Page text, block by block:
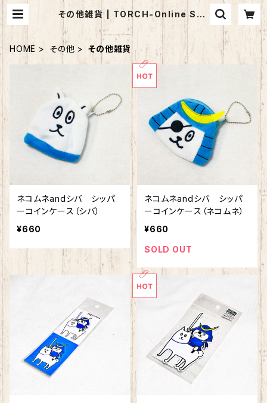
その他雑貨 | TORCH-Online Sho
p-
HOME その他 その他雑貨
ネコムネandシバ シッパ
ーコインケース（シバ）
¥660
ネコムネandシバ シッパ
ーコインケース（ネコムネ）
¥660
SOLD OUT